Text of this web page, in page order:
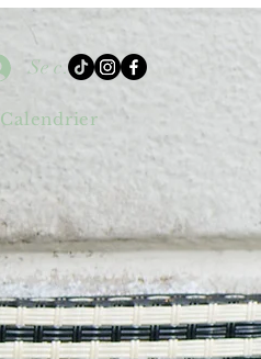
Se connecter
Calendrier